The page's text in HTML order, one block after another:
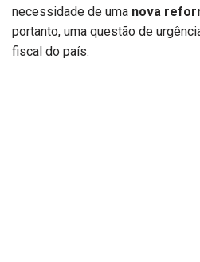
necessidade de uma nova
portanto, uma questão de
fiscal do país.